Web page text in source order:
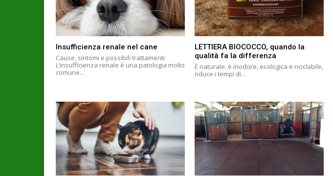
Insufficienza renale nel cane
Cause, sintomi e possibili trattamenti
L’insufficienza renale è una patologia molto
comune...
LETTIERA BIOCOCCO, quando la
qualità fa la differenza
È naturale, è inodore, ecologica e riciclabile,
riduce i tempi di...